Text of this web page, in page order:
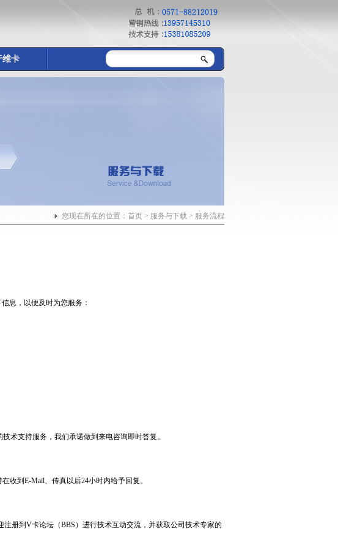
维卡
您现在所在的位置： 首页 > 服务与下载 > 服务流程
息，以便及时为您服务：
技术支持服务，我们承诺做到来电咨询即时答复。
收到 E-Mail、传真以后24小时内给予回复。
注册到 V卡论坛（BBS ）进行技术互动交流，并获取公司技术专家的